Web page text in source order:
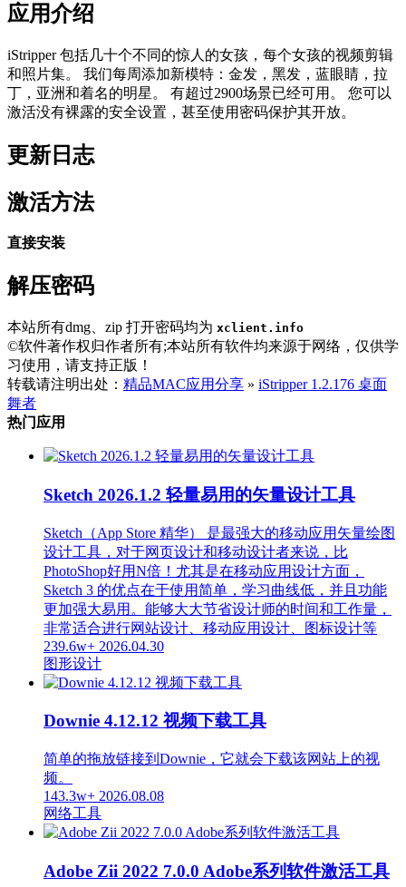
应用介绍
iStripper 包括几十个不同的惊人的女孩，每个女孩的视频剪辑
和照片集。 我们每周添加新模特：金发，黑发，蓝眼睛，拉
丁，亚洲和着名的明星。 有超过2900场景已经可用。 您可以
激活没有裸露的安全设置，甚至使用密码保护其开放。
更新日志
激活方法
直接安装
解压密码
本站所有dmg、zip 打开密码均为 xclient.info
©软件著作权归作者所有;本站所有软件均来源于网络，仅供学
习使用，请支持正版！
转载请注明出处： 精品MAC应用分享 » iStripper 1.2.176 桌面
舞者
热门应用
Sketch 2026.1.2 轻量易用的矢量设计工具
Sketch（App Store 精华） 是最强大的移动应用矢量绘图
设计工具，对于网页设计和移动设计者来说，比
PhotoShop好用N倍！尤其是在移动应用设计方面，
Sketch 3 的优点在于使用简单，学习曲线低，并且功能
更加强大易用。能够大大节省设计师的时间和工作量，
非常适合进行网站设计、移动应用设计、图标设计等
239.6w+ 2026.04.30
图形设计
Downie 4.12.12 视频下载工具
简单的拖放链接到Downie，它就会下载该网站上的视
频。
143.3w+ 2026.08.08
网络工具
Adobe Zii 2022 7.0.0 Adobe系列软件激活工具